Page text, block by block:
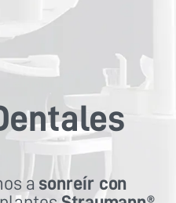
a sonreír con